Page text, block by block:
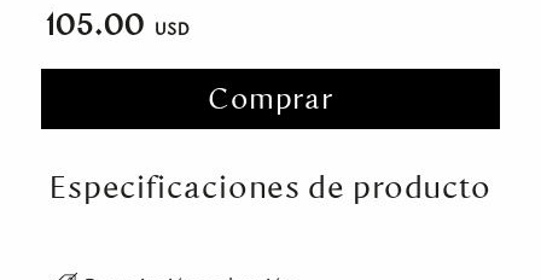
105.00
Comprar
Especificaciones de producto